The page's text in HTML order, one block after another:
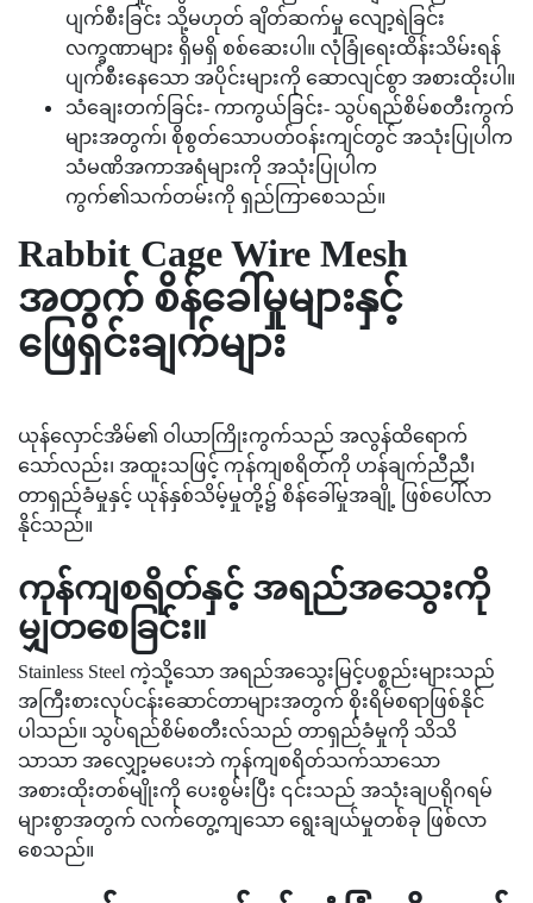
ပျက်စီးခြင်း သို့မဟုတ် ချိတ်ဆက်မှု လျော့ရဲခြင်း
လက္ခဏာများ ရှိမရှိ စစ်ဆေးပါ။ လုံခြုံရေးထိန်းသိမ်းရန်
ပျက်စီးနေသော အပိုင်းများကို ဆောလျင်စွာ အစားထိုးပါ။
သံချေးတက်ခြင်း- ကာကွယ်ခြင်း- သွပ်ရည်စိမ်စတီးကွက်
များအတွက်၊ စိုစွတ်သောပတ်ဝန်းကျင်တွင် အသုံးပြုပါက
သံမဏိအကာအရံများကို အသုံးပြုပါက
ကွက်၏သက်တမ်းကို ရှည်ကြာစေသည်။
Rabbit Cage Wire Mesh
အတွက် စိန်ခေါ်မှုများနှင့်
ဖြေရှင်းချက်များ
ယုန်လှောင်အိမ်၏ ဝါယာကြိုးကွက်သည် အလွန်ထိရောက်
သော်လည်း၊ အထူးသဖြင့် ကုန်ကျစရိတ်ကို ဟန်ချက်ညီညီ၊
တာရှည်ခံမှုနှင့် ယုန်နှစ်သိမ့်မှုတို့၌ စိန်ခေါ်မှုအချို့ ဖြစ်ပေါ်လာ
နိုင်သည်။
ကုန်ကျစရိတ်နှင့် အရည်အသွေးကို
မျှတစေခြင်း။
Stainless Steel ကဲ့သို့သော အရည်အသွေးမြင့်ပစ္စည်းများသည်
အကြီးစားလုပ်ငန်းဆောင်တာများအတွက် စိုးရိမ်စရာဖြစ်နိုင်
ပါသည်။ သွပ်ရည်စိမ်စတီးလ်သည် တာရှည်ခံမှုကို သိသိ
သာသာ အလျှော့မပေးဘဲ ကုန်ကျစရိတ်သက်သာသော
အစားထိုးတစ်မျိုးကို ပေးစွမ်းပြီး ၎င်းသည် အသုံးချပရိုဂရမ်
များစွာအတွက် လက်တွေ့ကျသော ရွေးချယ်မှုတစ်ခု ဖြစ်လာ
စေသည်။